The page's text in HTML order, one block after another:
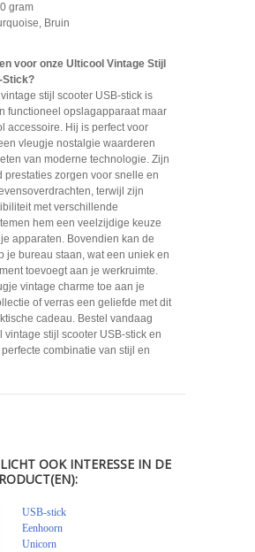
gram
Bruin
voor onze Ulticool Vintage Stijl
Stick?
stijl scooter USB-stick is
functioneel opslagapparaat maar
accessoire. Hij is perfect voor
vleugje nostalgie waarderen
van moderne technologie. Zijn
prestaties zorgen voor snelle en
terwijl zijn
met verschillende
hem een veelzijdige keuze
apparaten. Bovendien kan de
je bureau staan, wat een uniek en
toevoegt aan je werkruimte.
vintage charme toe aan je
of verras een geliefde met dit
cadeau. Bestel vandaag
vintage stijl scooter USB-stick en
combinatie van stijl en
OOK INTERESSE IN DE
USB-stick
Eenhoorn
Unicorn